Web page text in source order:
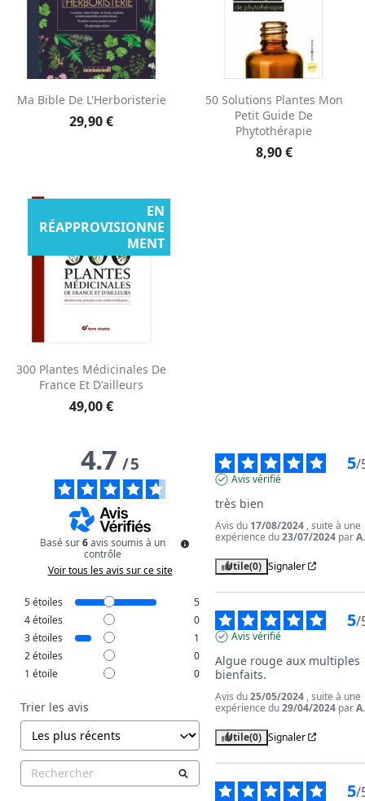
Ma Bible De L'Herboristerie
29,90 €
50 Solutions Plantes Mon
Petit Guide De
Phytothérapie
8,90 €
300 Plantes Médicinales De
France Et D'ailleurs
49,00 €
EN
RÉAPPROVISIONNE
MENT
4.7/5
Basé sur6avis soumis à un
contrôle
Voir tous les avis sur ce site
5étoiles
5
4étoiles
0
3étoiles
1
2étoiles
0
1 étoile 0
Trier les avis
5/
Avis vérifié
très bien
Avis du 17/08/2024 , suite à une
expérience du23/07/2024 par
Utile(0) Signaler
5/
Avis vérifié
Algue rouge aux multiples
bienfaits.
Avis du25/05/2024 , suite à une
expérience du29/04/2024 par
Utile(0) Signaler
5/